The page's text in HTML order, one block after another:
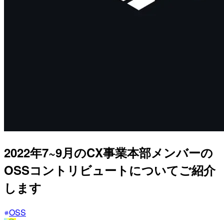
2022年7~9月のCX事業本部メンバーの
OSSコントリビュートについてご紹介
します
OSS